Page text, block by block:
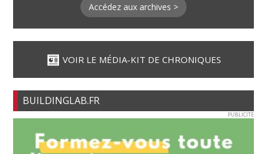
Accédez aux archives >
VOIR LE MÉDIA-KIT DE CHRONIQUES
BUILDINGLAB.FR
PUBLICITE